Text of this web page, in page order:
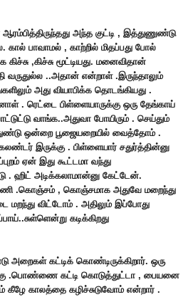
அந்த குட்டி , இத்துணுண்டு
பாவாமல் , காற்றில் மிதப்பது போல்
,கிச்சு மூட்டியது. மனைவிதான்
வருதுல்ல ..அதான் என்றாள் .இருந்தாலும்
அது வியாபிக்க தொடங்கியது .
. ரெட்டை பிள்ளையாருக்கு ஒரு தேங்காய்
வாங்க..அதுவா போயிரும் . செய்தும்
ஒன்றை பூஜையறையில் வைத்தோம் .
இருக்கு . பிள்ளையார் சதுர்த்தின்னு
ஏன் இது கூட்டமா வந்து
. ஹிட் அடிக்கலாமான்னு கேட்டேன்.
.கொஞ்சம் , கொஞ்சமாக அதுவே மறைந்து
விட்டோம் . அதிலும் இப்போது
கடிக்கிறது
அறைகள் கட்டிக் கொண்டிருக்கிறார். ஒரு
.பொண்ணை கட்டி கொடுத்துட்டா , பையனை
கீழே காலத்தை கழிச்சுடுவோம் என்றார் .